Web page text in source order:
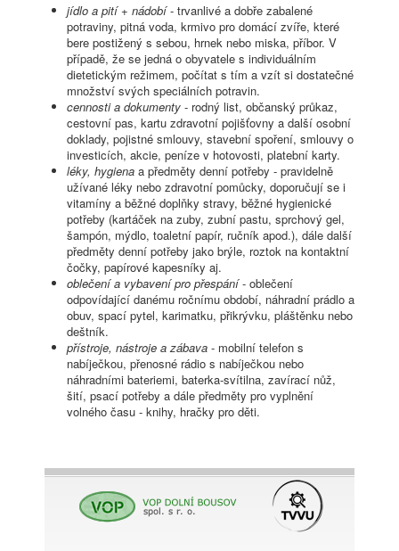
jídlo a pití + nádobí- trvanlivé a dobře zabalené
potraviny, pitná voda, krmivo pro domácí zvíře, které
bere postižený s sebou, hrnek nebo miska, příbor. V
případě, že se jedná o obyvatele s individuálním
dietetickým režimem, počítat s tím a vzít si dostatečné
množství svých speciálních potravin.
cennosti a dokumenty - rodný list, občanský průkaz,
cestovní pas, kartu zdravotní pojišťovny a další osobní
doklady, pojistné smlouvy, stavební spoření, smlouvy o
investicích, akcie, peníze v hotovosti, platební karty.
léky, hygiena a předměty denní potřeby - pravidelně
užívané léky nebo zdravotní pomůcky, doporučují se i
vitamíny a běžné doplňky stravy, běžné hygienické
potřeby (kartáček na zuby, zubní pastu, sprchový gel,
šampón, mýdlo, toaletní papír, ručník apod.), dále další
předměty denní potřeby jako brýle, roztok na kontaktní
čočky, papírové kapesníky aj.
oblečení a vybavení pro přespání- oblečení
odpovídající danému ročnímu období, náhradní prádlo a
obuv, spací pytel, karimatku, přikrývku, pláštěnku nebo
deštník.
přístroje, nástroje a zábava - mobilní telefon s
nabíječkou, přenosné rádio s nabíječkou nebo
náhradními bateriemi, baterka-svítilna, zavírací nůž,
šití, psací potřeby a dále předměty pro vyplnění
volného času - knihy, hračky pro děti.